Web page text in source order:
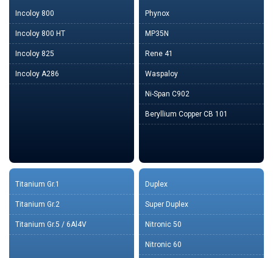
Incoloy 800
Incoloy 800 HT
Incoloy 825
Incoloy A286
Phynox
MP35N
Rene 41
Waspaloy
Ni-Span C902
Beryllium Copper CB 101
Titanium Gr.1
Titanium Gr.2
Titanium Gr.5 / 6Al4V
Duplex
Super Duplex
Nitronic 50
Nitronic 60